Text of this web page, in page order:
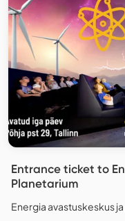
Entrance ticket to
Planetarium
Energia avastuskeskus